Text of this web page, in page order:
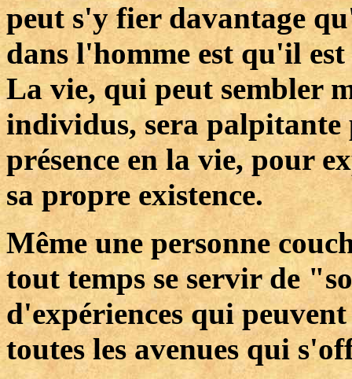
peut s'y fier davantage
dans l'homme est qu'il
La vie, qui peut sembler
individus, sera palpitante
présence en la vie, pour
sa propre existence.
Même une personne
tout temps se servir de
d'expériences qui
toutes les avenues qui